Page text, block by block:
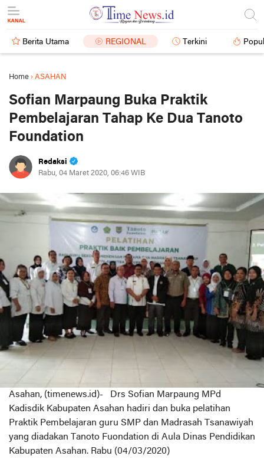
Berita Utama REGIONAL Terkini
Home › ASAHAN
Sofian Marpaung Buka Praktik
Pembelajaran Tahap Ke Dua Tanoto
Foundation
Redaksi
Rabu, 04 Maret 2020, 06:46 WIB
Asahan, (timenews.id)- Drs Sofian Marpaung MPd
Kadisdik Kabupaten Asahan hadiri dan buka pelatihan
Praktik Pembelajaran guru SMP dan Madrasah Tsanawiyah
yang diadakan Tanoto Fuondation di Aula Dinas Pendidikan
Kabupaten Asahan. Rabu (04/03/2020)